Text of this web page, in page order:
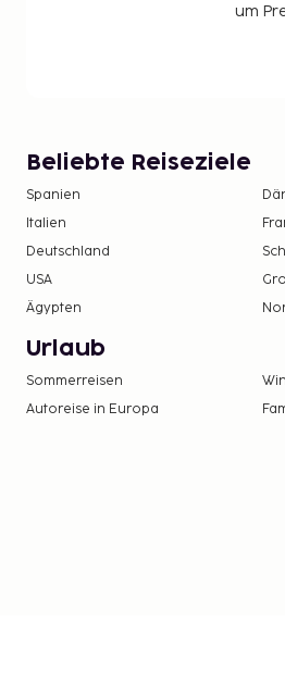
um
Beliebte Reiseziele
Spanien
Italien
Deutschland
USA
Ägypten
Urlaub
Sommerreisen
Autoreise in Europa